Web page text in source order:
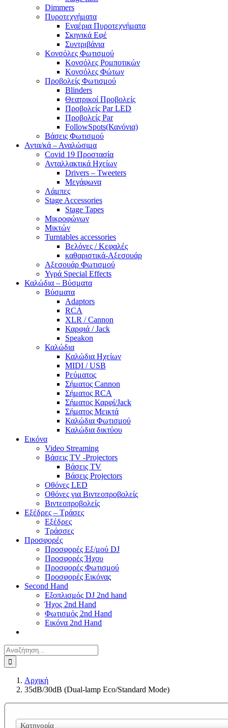
Dimmers
Πυροτεχνήματα
Εναέρια Πυροτεχνήματα
Σκηνικά Εφέ
Συντριβάνια
Κονσόλες Φωτισμού
Κονσόλες Ρομποτικών
Κονσόλες Φώτων
Προβολείς Φωτισμού
Blinders
Θεατρικοί Προβολείς
Προβολείς Par LED
Προβολείς Par
FollowSpots(Κανόνια)
Βάσεις Φωτισμού
Αντα/κά – Αναλώσιμα
Covid 19 Προστασία
Ανταλλακτικά Ηχείων
Drivers – Tweeters
Μεγάφωνα
Λάμπες
Stage Accessories
Stage Tapes
Μικροφώνων
Μικτών
Turntables accessories
Βελόνες / Κεφαλές
καθαριστικά-Αξεσουάρ
Αξεσουάρ Φωτισμού
Υγρά Special Effects
Καλώδια – Βύσματα
Βύσματα
Adaptors
RCA
XLR / Cannon
Καρφιά / Jack
Speakon
Καλώδια
Καλώδια Ηχείων
MIDI / USB
Ρεύματος
Σήματος Cannon
Σήματος RCA
Σήματος Καρφί/Jack
Σήματος Μεικτά
Καλώδια Φωτισμού
Καλώδια δικτύου
Εικόνα
Video Streaming
Βάσεις TV -Projectors
Βάσεις TV
Βάσεις Projectors
Οθόνες LED
Οθόνες για Βιντεοπροβολείς
Βιντεοπροβολείς
Εξέδρες – Τράσες
Εξέδρες
Τράσσες
Προσφορές
Προσφορές Εξ/μού DJ
Προσφορές Ήχου
Προσφορές Φωτισμού
Προσφορές Εικόνας
Second Hand
Εξοπλισμός DJ 2nd hand
Ήχος 2nd Hand
Φωτισμός 2nd Hand
Εικόνα 2nd Hand
Αναζήτηση
για:
Αρχική
35dB/30dB (Dual-lamp Eco/Standard Mode)
Κατηγορία